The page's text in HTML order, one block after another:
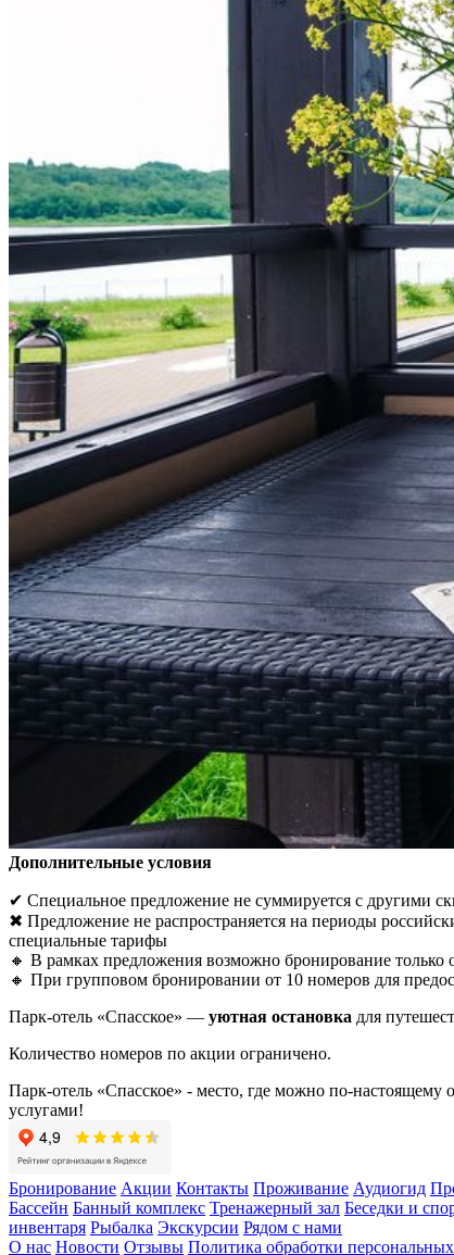
Дополнительные условия
✔ Специальное предложение не суммируется с другими
✖ Предложение не распространяется на периоды
специальные тарифы
🔸 В рамках предложения возможно бронирование
🔸 При групповом бронировании от 10 номеров для
Парк-отель «Спасское» — уютная остановка для
Количество номеров по акции ограничено.
Парк-отель «Спасское» - место, где можно по-
услугами!
Бронирование Акции Контакты Проживание Аудиогид
Бассейн Банный комплекс Тренажерный зал Беседки и
инвентаря Рыбалка Экскурсии Рядом с нами
О нас Новости Отзывы Политика обработки